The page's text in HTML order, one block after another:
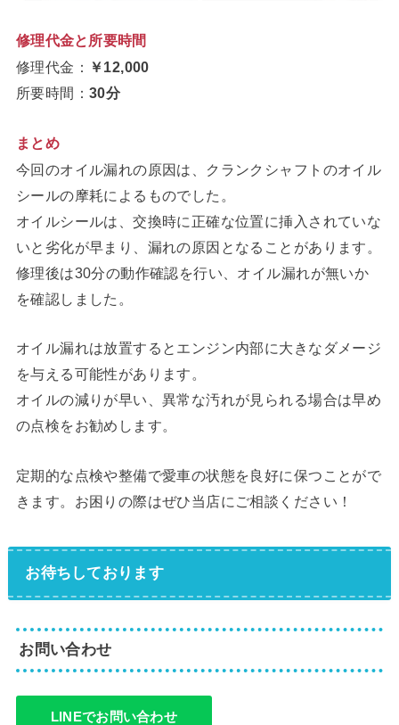
修理代金と所要時間
修理代金： ￥12,000
所要時間： 30分
まとめ
今回のオイル漏れの原因は、クランクシャフトのオイル
シールの摩耗によるものでした。
オイルシールは、交換時に正確な位置に挿入されていな
いと劣化が早まり、漏れの原因となることがあります。
修理後は30分の動作確認を行い、オイル漏れが無いか
を確認しました。
オイル漏れは放置するとエンジン内部に大きなダメージ
を与える可能性があります。
オイルの減りが早い、異常な汚れが見られる場合は早め
の点検をお勧めします。
定期的な点検や整備で愛車の状態を良好に保つことがで
きます。お困りの際はぜひ当店にご相談ください！
お待ちしております
お問い合わせ
LINEでお問い合わせ